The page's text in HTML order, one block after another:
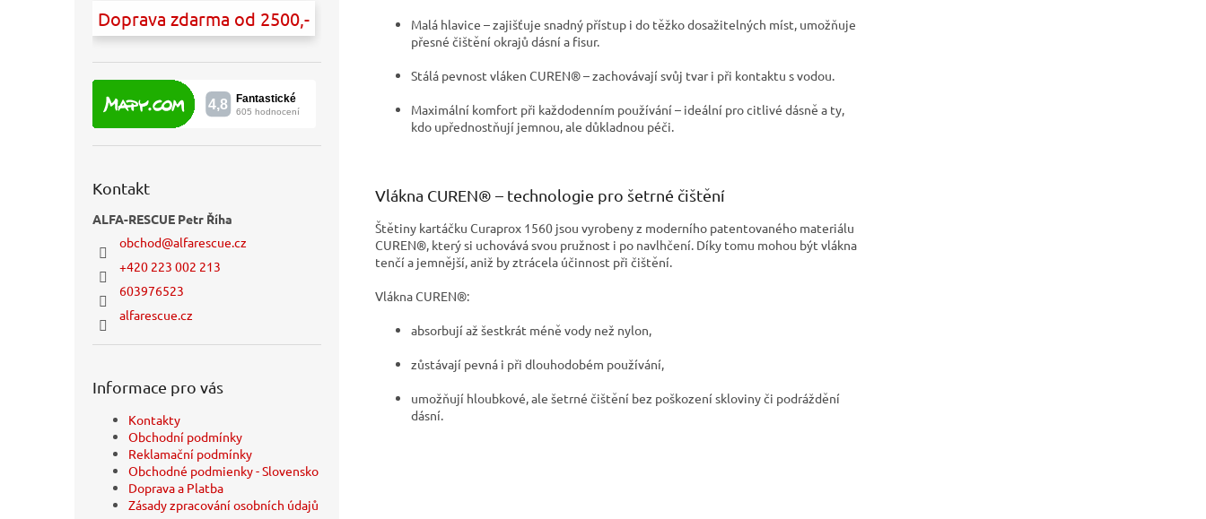
Doprava zdarma od 2500,-
Kontakt
ALFA-RESCUE Petr Říha
obchod@alfarescue.cz
+420 223 002 213
603976523
alfarescue.cz
Informace pro vás
Kontakty
Obchodní podmínky
Reklamační podmínky
Obchodné podmienky - Slovensko
Doprava a Platba
Zásady zpracování osobních údajů
Malá hlavice – zajišťuje snadný přístup i do těžko dosažitelných míst, umožňuje
přesné čištění okrajů dásní a fisur.
Stálá pevnost vláken CUREN® – zachovávají svůj tvar i při kontaktu s vodou.
Maximální komfort při každodenním používání – ideální pro citlivé dásně a ty,
kdo upřednostňují jemnou, ale důkladnou péči.
Vlákna CUREN® – technologie pro šetrné čištění
Štětiny kartáčku Curaprox 1560 jsou vyrobeny z moderního patentovaného materiálu
CUREN®, který si uchovává svou pružnost i po navlhčení. Díky tomu mohou být vlákna
tenčí a jemnější, aniž by ztrácela účinnost při čištění.
Vlákna CUREN®:
absorbují až šestkrát méně vody než nylon,
zůstávají pevná i při dlouhodobém používání,
umožňují hloubkové, ale šetrné čištění bez poškození skloviny či podráždění
dásní.